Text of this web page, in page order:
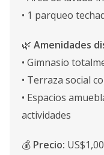
• 1 parqueo
🌿 Amenidades
• Gimnasio
• Terraza social
• Espacios
actividades
💰 Precio: